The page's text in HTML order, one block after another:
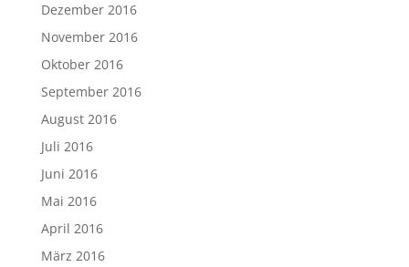
Dezember 2016
November 2016
Oktober 2016
September 2016
August 2016
Juli 2016
Juni 2016
Mai 2016
April 2016
März 2016